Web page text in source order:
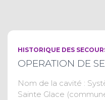
HISTORIQUE DES
OPERATION DE
Nom de la cavité :
Sainte Glace